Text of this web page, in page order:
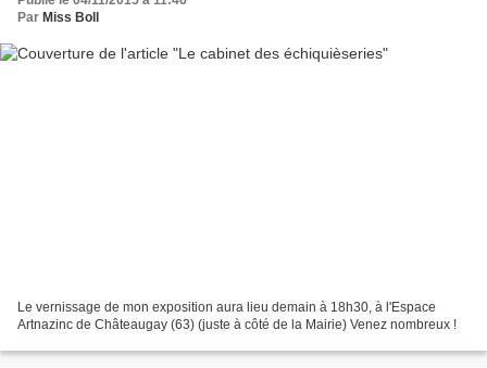
Par Miss Boll
Le vernissage de mon exposition aura lieu demain à 18h30, à l'Espace
Artnazinc de Châteaugay (63) (juste à côté de la Mairie) Venez nombreux !